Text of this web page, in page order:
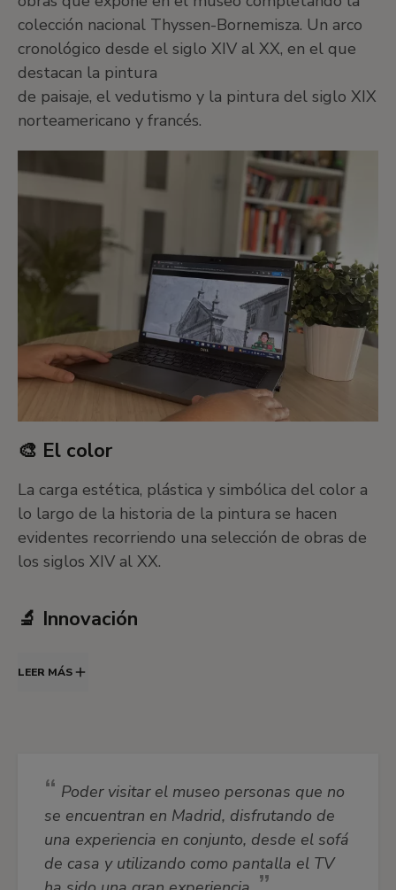
colección nacional Thyssen-Bornemisza. Un arco
cronológico desde el siglo XIV al XX, en el que
destacan la pintura
de paisaje, el vedutismo y la pintura del siglo XIX
norteamericano y francés.
🎨 El color
La carga estética, plástica y simbólica del color a
lo largo de la historia de la pintura se hacen
evidentes recorriendo una selección de obras de
los siglos XIV al XX.
🔬 Innovación
temáticas de la pintura occidental ponen de
han desempeñado en estos procesos .
👗 La moda
Evolución de la indumentaria europea desde el
LEER MÁS
Poder visitar el museo personas que no
se encuentran en Madrid, disfrutando de
una experiencia en conjunto, desde el sofá
de casa y utilizando como pantalla el TV